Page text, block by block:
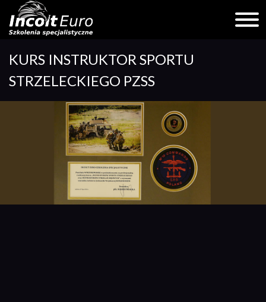
content
KURS INSTRUKTOR SPORTU
STRZELECKIEGO PZSS